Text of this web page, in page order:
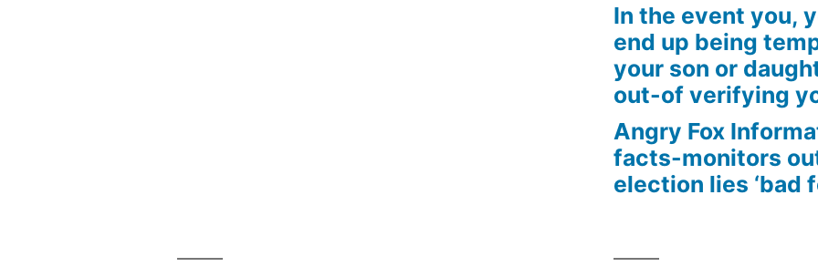
In the event you,
end up being
your son or
out-of verifying
Angry Fox
facts-monitors
election lies ‘bad